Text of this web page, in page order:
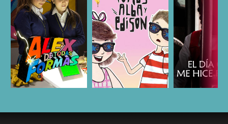
ESCUCHAR ESCUCHAR